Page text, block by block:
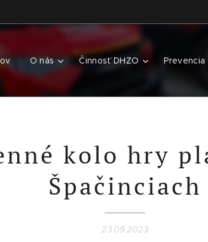
O nás Činnosť DHZO Prevencia
kolo hry
Špačinciach
23.09.2023